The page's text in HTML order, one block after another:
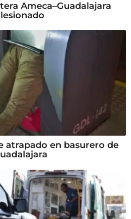
Ameca–Guadalajara
atrapado en basurero de